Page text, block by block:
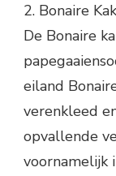
2. Bonaire
De Bonaire
eiland
verenkleed
opvallende
voornamelijk